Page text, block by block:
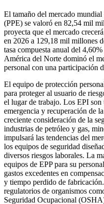
El tamaño del mercado
(PPE) se valoró en 82,54 mil
proyecta que el mercado
en 2026 a 129,18 mil millones
tasa compuesta anual del
América del Norte dominó el
personal con una participación
El equipo de protección
para proteger al usuario de
el lugar de trabajo. Los EPI
emergencia y recuperación de
creciente consideración de la
industrias de petróleo y gas,
impulsará las tendencias del
los equipos de seguridad
diversos riesgos laborales. La
equipos de EPP para su
gastos excedentes en
y tiempo perdido de
regulatorios de organismos
Seguridad Ocupacional